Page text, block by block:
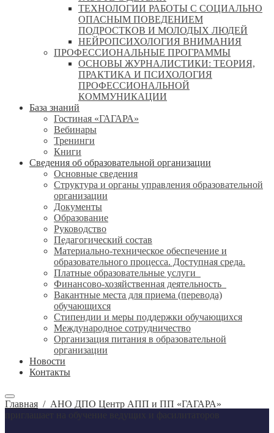
ТЕХНОЛОГИИ РАБОТЫ С СОЦИАЛЬНО
ОПАСНЫМ ПОВЕДЕНИЕМ
ПОДРОСТКОВ И МОЛОДЫХ ЛЮДЕЙ
НЕЙРОПСИХОЛОГИЯ ВНИМАНИЯ
ПРОФЕССИОНАЛЬНЫЕ ПРОГРАММЫ
ОСНОВЫ ЖУРНАЛИСТИКИ: ТЕОРИЯ,
ПРАКТИКА И ПСИХОЛОГИЯ
ПРОФЕССИОНАЛЬНОЙ
КОММУНИКАЦИИ
База знаний
Гостиная «ГАГАРА»
Вебинары
Тренинги
Книги
Сведения об образовательной организации
Основные сведения
Структура и органы управления образовательной
организации
Документы
Образование
Руководство
Педагогический состав
Материально-техническое обеспечение и
образовательного процесса. Доступная среда.
Платные образовательные услуги
Финансово-хозяйственная деятельность
Вакантные места для приема (перевода)
обучающихся
Стипендии и меры поддержки обучающихся
Международное сотрудничество
Организация питания в образовательной
организации
Новости
Контакты
Главная / АНО ДПО Центр АПП и ПП «ГАГАРА»